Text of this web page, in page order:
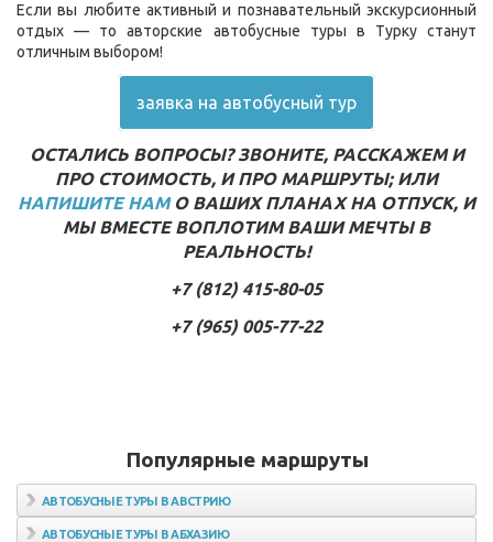
Если вы любите активный и познавательный экскурсионный
отдых — то авторские автобусные туры в Турку станут
отличным выбором!
заявка на автобусный тур
ОСТАЛИСЬ ВОПРОСЫ? ЗВОНИТЕ, РАССКАЖЕМ И
ПРО СТОИМОСТЬ, И ПРО МАРШРУТЫ; ИЛИ
НАПИШИТЕ НАМО ВАШИХ ПЛАНАХ НА ОТПУСК, И
МЫ ВМЕСТЕ ВОПЛОТИМ ВАШИ МЕЧТЫ В
РЕАЛЬНОСТЬ!
+7 (812) 415-80-05
+7 (965) 005-77-22
Популярные маршруты
АВТОБУСНЫЕ ТУРЫ В АВСТРИЮ
Автобусные туры в Вену
АВТОБУСНЫЕ ТУРЫ В АБХАЗИЮ